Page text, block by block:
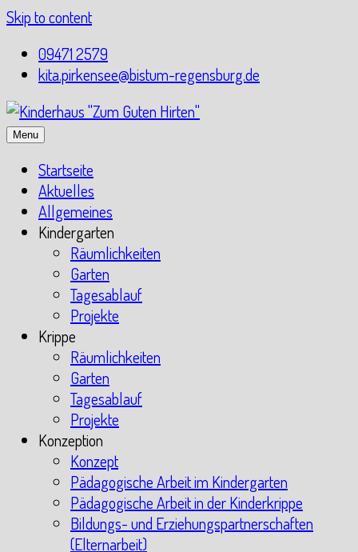
Skip to content
09471 2579
kita.pirkensee@bistum-regensburg.de
Menu
Startseite
Aktuelles
Allgemeines
Kindergarten
Räumlichkeiten
Garten
Tagesablauf
Projekte
Krippe
Räumlichkeiten
Garten
Tagesablauf
Projekte
Konzeption
Konzept
Pädagogische Arbeit im Kindergarten
Pädagogische Arbeit in der Kinderkrippe
Bildungs- und Erziehungspartnerschaften
(Elternarbeit)